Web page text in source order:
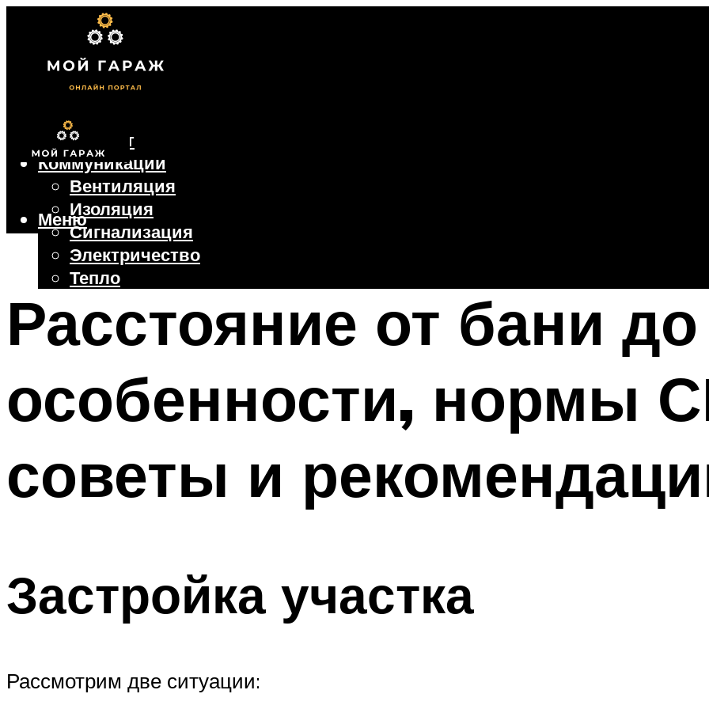
Фундамент
Коммуникации
Вентиляция
Изоляция
Сигнализация
Электричество
Тепло
Крыша
Ворота
Меню
Расстояние от бани
особенности, нормы
советы и
Застройка участка
Рассмотрим две ситуации: